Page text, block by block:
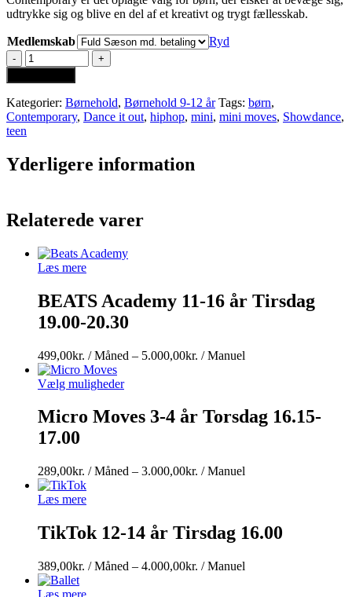
udtrykke sig og blive en del af et kreativt og trygt fællesskab.
Medlemskab
Ryd
Contemporary
9-
12
år
Torsdag
18.00
antal
Kategorier: Børnehold, Børnehold 9-12 år Tags: børn,
Contemporary, Dance it out, hiphop, mini, mini moves, Showdance,
teen
Yderligere information
Relaterede varer
Læs mere
BEATS Academy 11-16 år Tirsdag
19.00-20.30
499,00kr. / Måned – 5.000,00kr. / Manuel
til
5.000,00kr.
Vælg muligheder
Micro Moves 3-4 år Torsdag 16.15-
17.00
289,00kr. / Måned – 3.000,00kr. / Manuel
til
3.000,00kr.
Manuel
Læs mere
TikTok 12-14 år Tirsdag 16.00
389,00kr. / Måned – 4.000,00kr. / Manuel